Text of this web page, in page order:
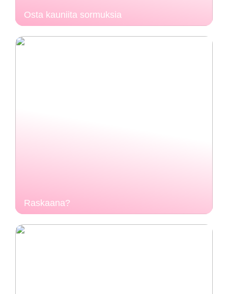
Osta kauniita sormuksia
Raskaana?